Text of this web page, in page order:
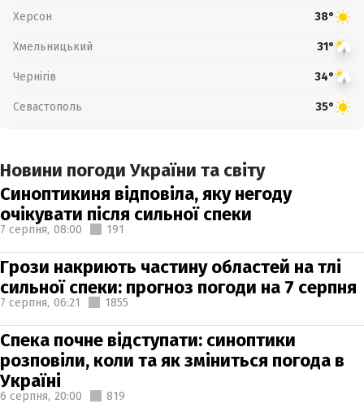
Херсон 38°
Хмельницький 31°
Чернігів 34°
Севастополь 35°
Новини погоди України та світу
Синоптикиня відповіла, яку негоду
очікувати після сильної спеки
7 серпня, 08:00 191
Грози накриють частину областей на тлі
сильної спеки: прогноз погоди на 7 серпня
7 серпня, 06:21 1855
Спека почне відступати: синоптики
розповіли, коли та як зміниться погода в
Україні
6 серпня, 20:00 819